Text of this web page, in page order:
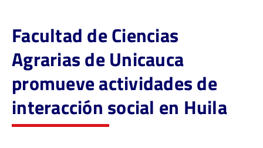
Facultad de Ciencias
Agrarias de Unicauca
promueve actividades de
interacción social en Huila